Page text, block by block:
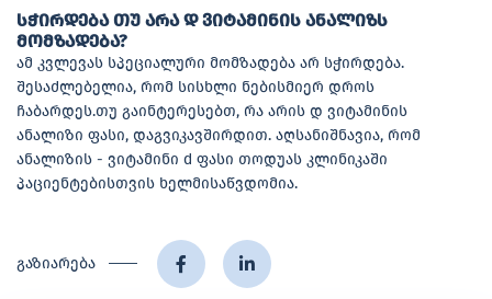
სჭირდება თუ არა დ ვიტამინის ანალიზს
მომზადება?
ამ კვლევას სპეციალური მომზადება არ სჭირდება.
შესაძლებელია, რომ სისხლი ნებისმიერ დროს
ჩაბარდეს.თუ გაინტერესებთ, რა არის დ ვიტამინის
ანალიზი ფასი, დაგვიკავშირდით. აღსანიშნავია, რომ
ანალიზის - ვიტამინი d ფასი თოდუას კლინიკაში
პაციენტებისთვის ხელმისაწვდომია.
გაზიარება